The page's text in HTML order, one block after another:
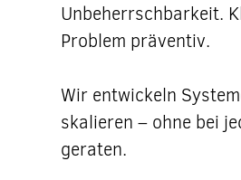
Unbeherrschbarkeit.
Problem präventiv.
Wir entwickeln
skalieren – ohne bei
geraten.